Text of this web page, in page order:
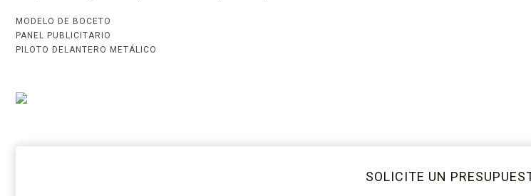
MODELO DE BOCETO
PANEL PUBLICITARIO
PILOTO DELANTERO METÁLICO
SOLICITE UN